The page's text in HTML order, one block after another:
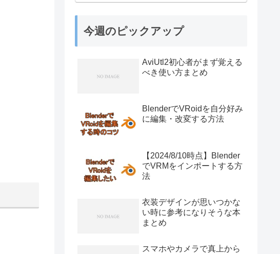
今週のピックアップ
AviUtl2初心者がまず覚える
べき使い方まとめ
BlenderでVRoidを自分好み
に編集・改変する方法
【2024/8/10時点】Blender
でVRMをインポートする方
法
衣装デザインが思いつかな
い時に参考になりそうな本
まとめ
スマホやカメラで真上から